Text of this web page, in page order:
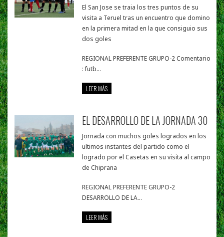
El San Jose se traia los tres puntos de su
visita a Teruel tras un encuentro que domino
en la primera mitad en la que consiguio sus
dos goles
REGIONAL PREFERENTE GRUPO-2 Comentario
: futb...
LEER MÁS
EL DESARROLLO DE LA JORNADA 30
Jornada con muchos goles logrados en los
ultimos instantes del partido como el
logrado por el Casetas en su visita al campo
de Chiprana
REGIONAL PREFERENTE GRUPO-2
DESARROLLO DE LA...
LEER MÁS